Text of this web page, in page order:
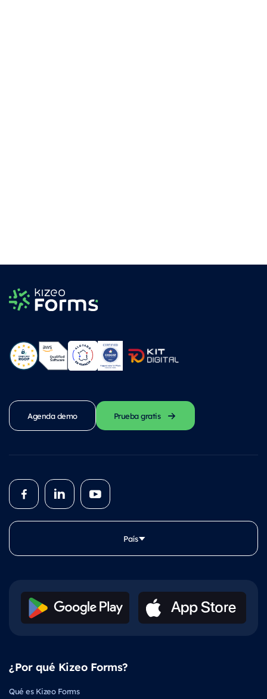
Agenda demo Prueba gratis
País
¿Por qué Kizeo Forms?
Qué es Kizeo Forms